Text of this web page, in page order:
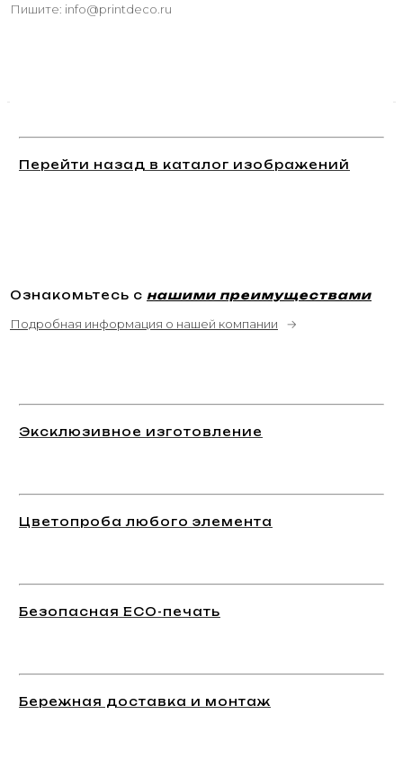
Пишите: info@printdeco.ru
Перейти назад в каталог изображений
Ознакомьтесь с нашими преимуществами
Подробная информация о нашей компании →
Эксклюзивное изготовление
Цветопроба любого элемента
Безопасная ECO-печать
Бережная доставка и монтаж